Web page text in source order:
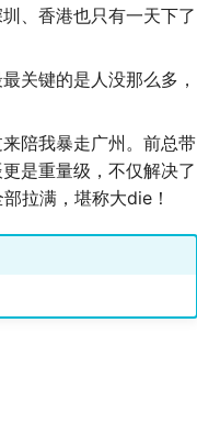
、香港也只有一天下了
关键的是人没那么多，
陪我暴走广州。前总带
是重量级，不仅解决了
拉满，堪称大die！